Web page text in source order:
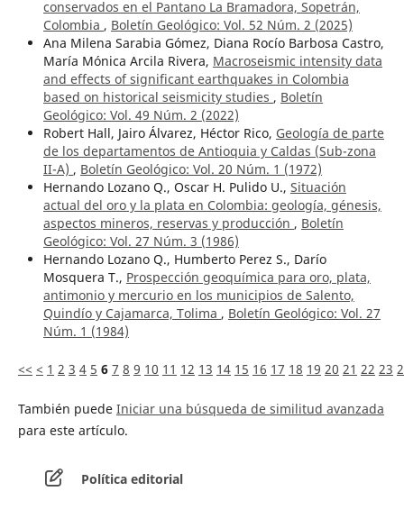
conservados en el Pantano La Bramadora, Sopetrán,
Colombia , Boletín Geológico: Vol. 52 Núm. 2 (2025)
Ana Milena Sarabia Gómez, Diana Rocío Barbosa Castro,
María Mónica Arcila Rivera, Macroseismic intensity data
and effects of significant earthquakes in Colombia
based on historical seismicity studies , Boletín
Geológico: Vol. 49 Núm. 2 (2022)
Robert Hall, Jairo Álvarez, Héctor Rico, Geología de parte
de los departamentos de Antioquia y Caldas (Sub-zona
II-A) , Boletín Geológico: Vol. 20 Núm. 1 (1972)
Hernando Lozano Q., Oscar H. Pulido U., Situación
actual del oro y la plata en Colombia: geología, génesis,
aspectos mineros, reservas y producción , Boletín
Geológico: Vol. 27 Núm. 3 (1986)
Hernando Lozano Q., Humberto Perez S., Darío
Mosquera T., Prospección geoquímica para oro, plata,
antimonio y mercurio en los municipios de Salento,
Quindío y Cajamarca, Tolima , Boletín Geológico: Vol. 27
Núm. 1 (1984)
<< < 1 2 3 4 5 6 7 8 9 10 11 12 13 14 15 16 17 18 19 20 21 22 23
También puede Iniciar una búsqueda de similitud avanzada
para este artículo.
Política editorial